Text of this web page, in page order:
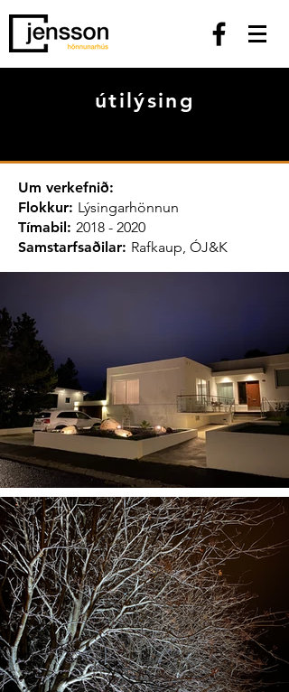
útilýsing
Um verkefnið:
Flokkur: Lýsingarhönnun
Tímabil: 2018 - 2020
Samstarfsaðilar: Rafkaup, ÓJ&K